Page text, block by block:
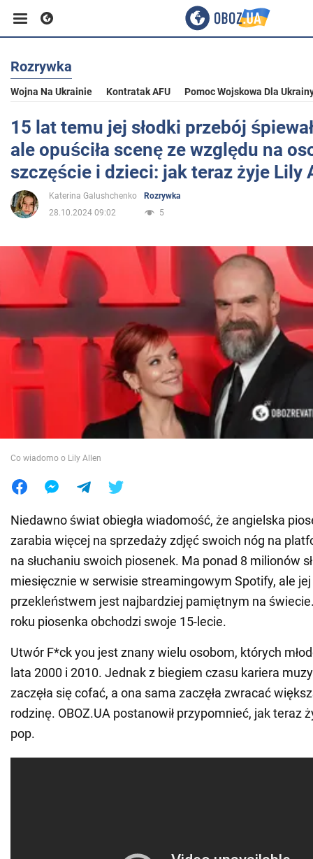
Biznes
Sport
Rozrywka
Życie
Polityka
Społeczeństwo
Wojna na Ukrainie
Świat
Jedzenie
Rozrywka
Wojna Na Ukrainie Kontratak AFU Pomoc Wojskowa Dla
15 lat temu jej słodki przebój
ale opuściła scenę ze względu na
szczęście i dzieci: jak teraz żyje Lily
Katerina Galushchenko
Rozrywka
28.10.2024 09:02
5
Co wiadomo o Lily Allen
Niedawno świat obiegła wiadomość, że angielska
zarabia więcej na sprzedaży zdjęć swoich nóg na
na słuchaniu swoich piosenek. Ma ponad 8 milionów
miesięcznie w serwisie streamingowym Spotify, ale
przekleństwem jest najbardziej pamiętnym na
roku piosenka obchodzi swoje 15-lecie.
Utwór F*ck you jest znany wielu osobom, których
lata 2000 i 2010. Jednak z biegiem czasu kariera
zaczęła się cofać, a ona sama zaczęła zwracać
rodzinę. OBOZ.UA postanowił przypomnieć, jak teraz
pop.